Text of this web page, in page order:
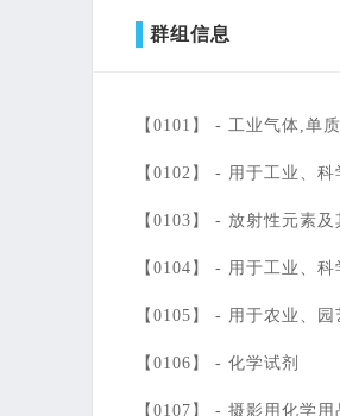
群组信息
【0101】 - 工业气体,单质
【0102】 - 用于工业、
【0103】 - 放射性元素及
【0104】 - 用于工业、
【0105】 - 用于农业、园
【0106】 - 化学试剂
【0107】 - 摄影用化学用